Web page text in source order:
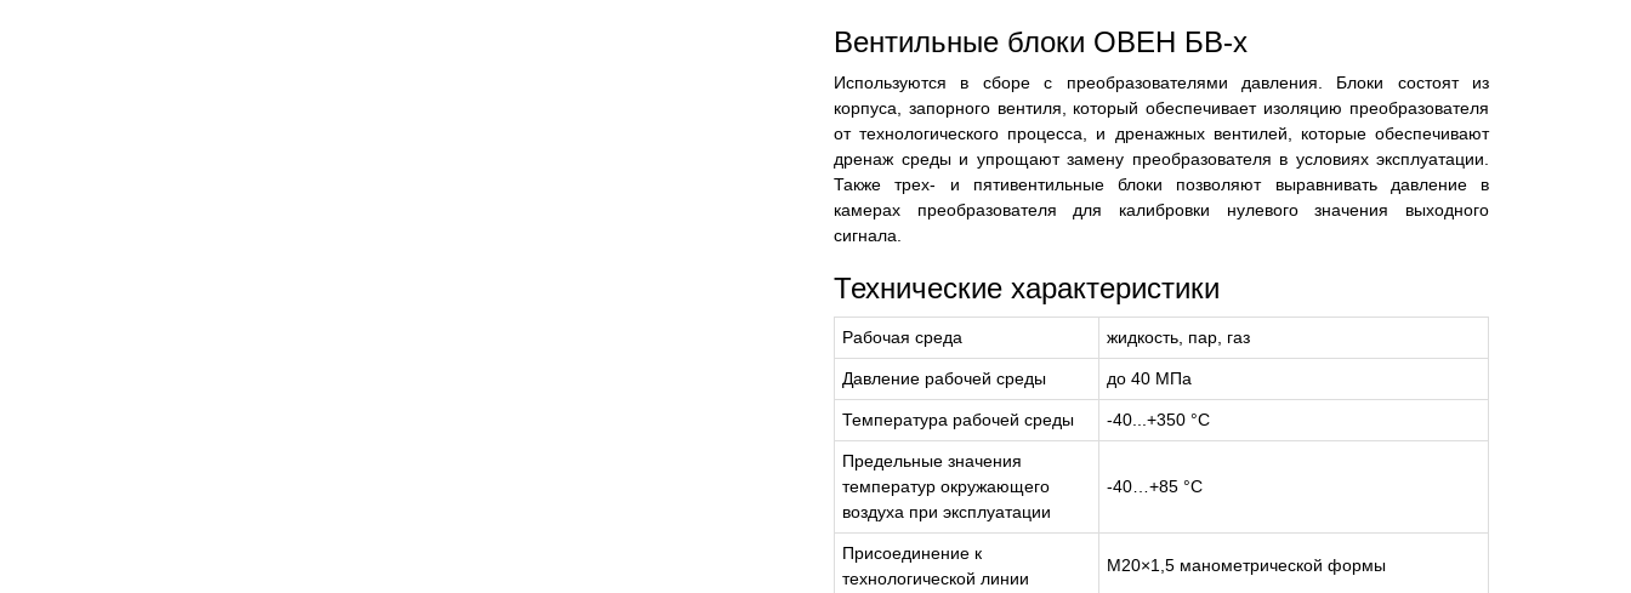
Вентильные блоки ОВЕН БВ-х
Используются в сборе с преобразователями давления. Блоки состоят из
корпуса, запорного вентиля, который обеспечивает изоляцию преобразователя
от технологического процесса, и дренажных вентилей, которые обеспечивают
дренаж среды и упрощают замену преобразователя в условиях эксплуатации.
Также трех- и пятивентильные блоки позволяют выравнивать давление в
камерах преобразователя для калибровки нулевого значения выходного
сигнала.
Технические характеристики
Рабочая среда жидкость, пар, газ
Давление рабочей среды до 40 МПа
Температура рабочей среды -40...+350 °С
Предельные значения
температур окружающего
воздуха при эксплуатации
-40…+85 °С
Присоединение к
технологической линии
M20×1,5 манометрической формы